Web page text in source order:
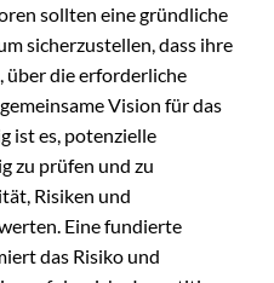
sollten eine gründliche
sicherzustellen, dass ihre
über die erforderliche
Vision für das
ist es, potenzielle
zu prüfen und zu
Risiken und
Eine fundierte
das Risiko und